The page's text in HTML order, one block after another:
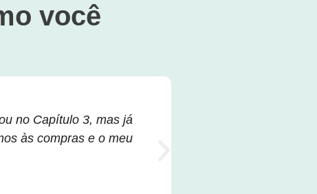
você
no Capítulo 3, mas já
às compras e o meu